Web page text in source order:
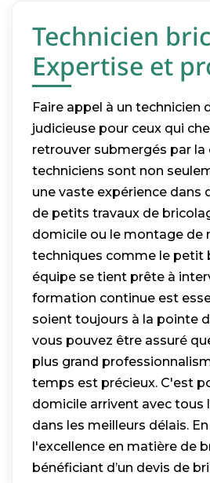
Technicien
Expertise et
Faire appel à un technicien
judicieuse pour ceux qui
retrouver submergés par
techniciens sont non
une vaste expérience dans
de petits travaux de
domicile ou le montage de
techniques comme le petit
équipe se tient prête à
formation continue est
soient toujours à la pointe
vous pouvez être assuré
plus grand
temps est précieux. C'est
domicile arrivent avec tous
dans les meilleurs délais.
l'excellence en matière de
bénéficiant d’un devis de